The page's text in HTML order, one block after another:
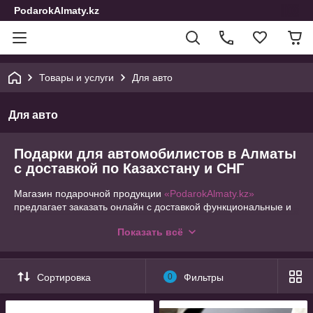
PodarokAlmaty.kz
Товары и услуги Для авто
Для авто
Подарки для автомобилистов в Алматы
с доставкой по Казахстану и СНГ
Магазин подарочной продукции «PodarokAlmaty.kz»
предлагает заказать онлайн с доставкой функциональные и
восхищающие подарки для родных, коллег и друзей. Вы
представленные товары в нашем каталоге. Для удобства мы
распределили всю продукцию по тематикам. В текущем
разделе предлагаем приобрести очень нужные вещицы для
подарка автолюбителям.
Показать всё
Сортировка 0 Фильтры